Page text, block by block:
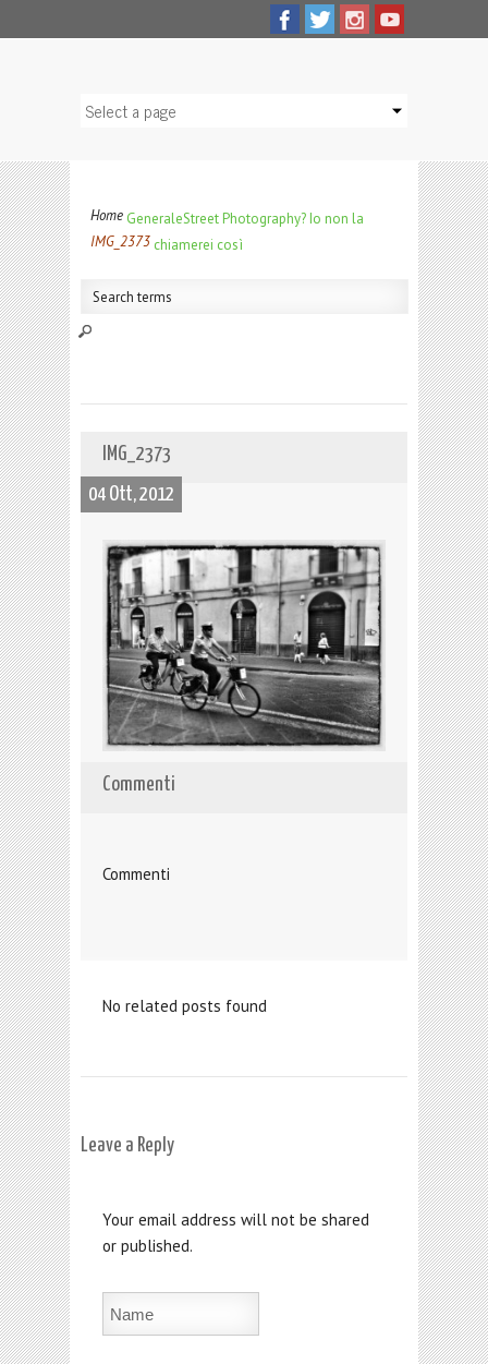
Home GeneraleStreet Photography? Io non la
chiamerei così
IMG_2373
IMG_2373
04 Ott, 2012
Commenti
Commenti
No related posts found
Leave a Reply
Your email address will not be shared
or published.